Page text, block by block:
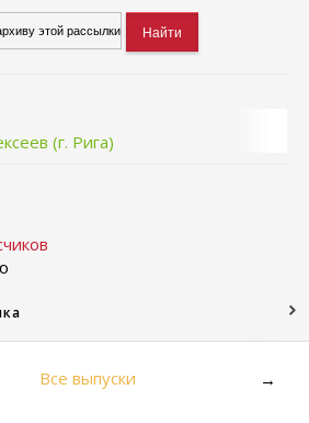
(г. Рига)
Все выпуски →